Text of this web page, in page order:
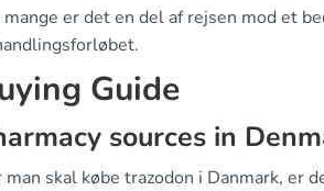
mange er det en del af rejsen mod et
Guide
sources in
man skal købe trazodon i Danmark, er